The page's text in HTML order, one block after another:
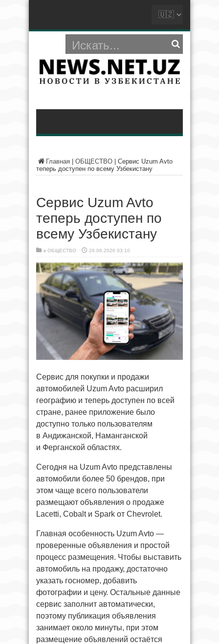
Главная ОБЩЕСТВО
Сервис Uzum Avto
теперь доступен по всему Узбекистану
Сервис Uzum Avto
теперь доступен по
всему Узбекистану
в ОБЩЕСТВО 26.06.2026 03:10
Сервис для покупки и продажи
автомобилей Uzum Avto расширил
географию и теперь доступен по всей
стране, ранее приложение было
доступно только пользователям
в Андижанской, Наманганской
и Ферганской областях.
Сегодня на Uzum Avto представлены
автомобили более 50 брендов, при
этом чаще всего пользователи
размещают объявления о продаже
Lacetti, Cobalt и Spark от Chevrolet.
Главная особенность Uzum Avto —
проверенные объявления и простой
процесс размещения. Чтобы выставить
автомобиль на продажу, достаточно
указать госномер, добавить
фотографии и цену. Остальные данные
сервис заполнит автоматически,
поэтому публикация объявления
занимает около минуты, при этом
размещение объявлений остаётся